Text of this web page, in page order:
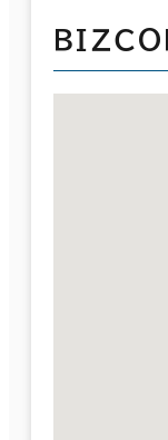
ＢＩＺＣ